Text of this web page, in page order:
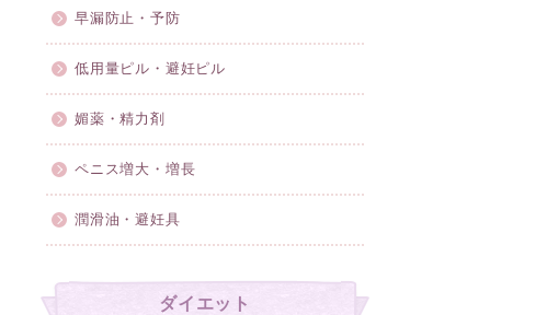
早漏防止・予防
低用量ピル・避妊ピル
媚薬・精力剤
ペニス増大・増長
潤滑油・避妊具
ダイエット